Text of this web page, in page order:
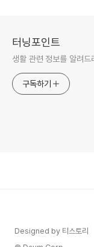
터닝포인트
생활 관련 정보를 알려드
구독하기
Designed by 티스토리